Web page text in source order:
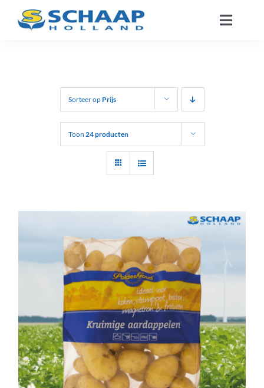
naar
Toggle
Contact
Sorteer op Prijs
Toon 24 producten